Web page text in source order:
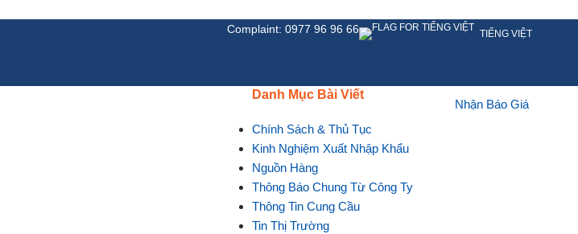
Complaint: 0977 96 96 66 TIẾNG VIỆT
Nhận Báo Giá
Danh Mục Bài Viết
Chính Sách & Thủ Tục
Kinh Nghiệm Xuất Nhập Khẩu
Nguồn Hàng
Thông Báo Chung Từ Công Ty
Thông Tin Cung Cầu
Tin Thị Trường